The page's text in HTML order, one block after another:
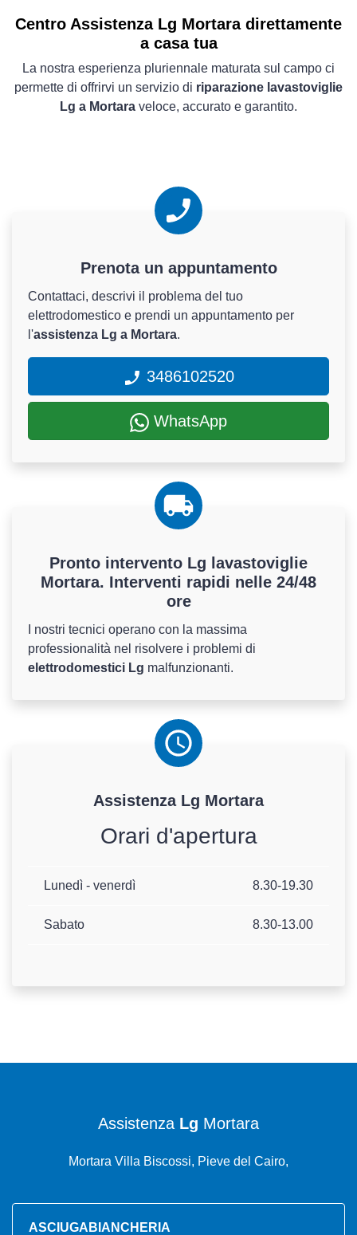
Centro Assistenza Lg Mortara direttamente
a casa tua
La nostra esperienza pluriennale maturata sul campo ci
permette di offrirvi un servizio di riparazione lavastoviglie
Lg a Mortara veloce, accurato e garantito.
Prenota un appuntamento
Contattaci, descrivi il problema del tuo
elettrodomestico e prendi un appuntamento per
l'assistenza Lg a Mortara.
3486102520
WhatsApp
Pronto intervento Lg lavastoviglie
Mortara. Interventi rapidi nelle 24/48
ore
I nostri tecnici operano con la massima
professionalità nel risolvere i problemi di
elettrodomestici Lg malfunzionanti.
Assistenza Lg Mortara
Orari d'apertura
Lunedì - venerdì 8.30-19.30
Sabato 8.30-13.00
Assistenza Lg Mortara
Mortara Villa Biscossi, Pieve del Cairo,
ASCIUGABIANCHERIA